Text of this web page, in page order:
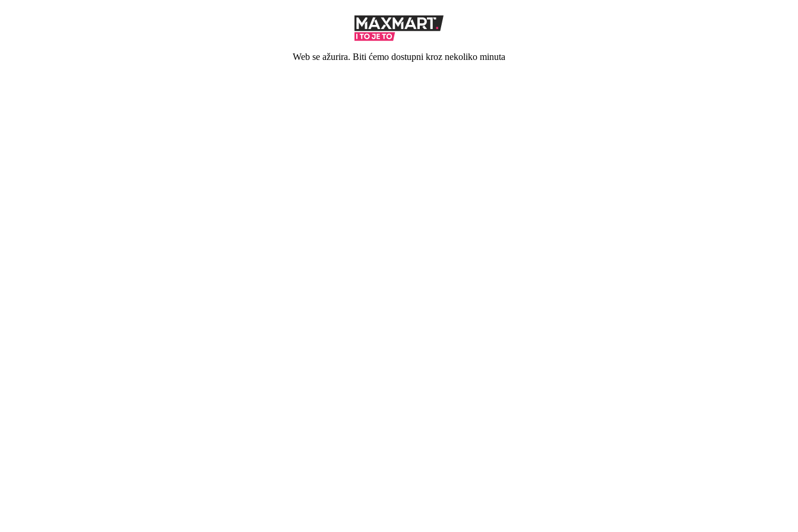
Web se ažurira. Biti ćemo dostupni kroz nekoliko minuta